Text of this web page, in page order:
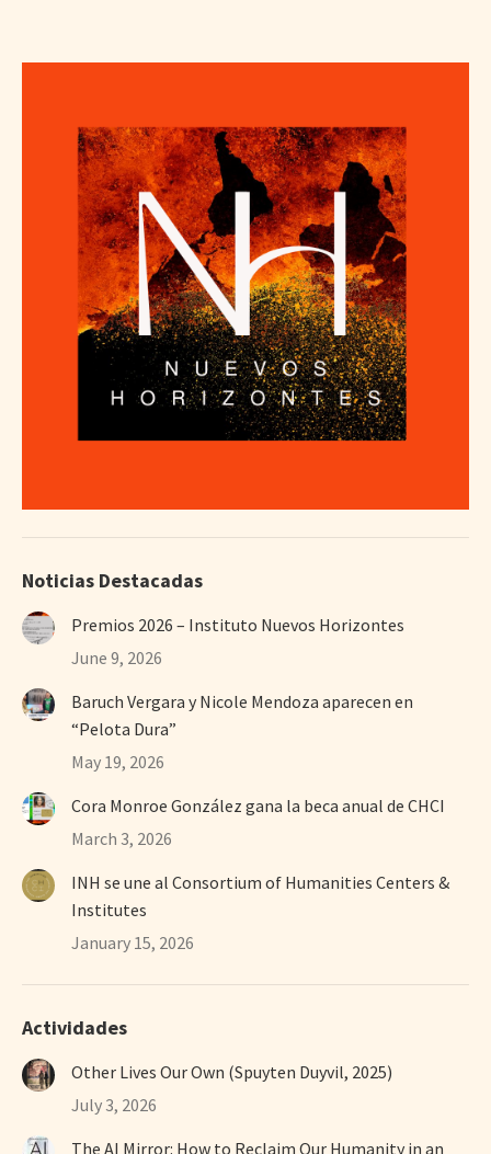
Noticias Destacadas
Premios 2026 – Instituto Nuevos Horizontes
June 9, 2026
Baruch Vergara y Nicole Mendoza aparecen en
“Pelota Dura”
May 19, 2026
Cora Monroe González gana la beca anual de CHCI
March 3, 2026
INH se une al Consortium of Humanities Centers &
Institutes
January 15, 2026
Actividades
Other Lives Our Own (Spuyten Duyvil, 2025)
July 3, 2026
The AI Mirror: How to Reclaim Our Humanity in an